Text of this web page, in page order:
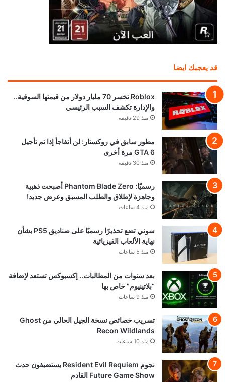
قد يعجبك ايضا
Roblox تخسر 70 مليار دولار من قيمتها السوقية..
والإدارة تكشف السبب الرئيسي
منذ 29 دقيقة
مطور سابق في روكستار: لن أتفاجأ إذا تم تأجيل
GTA 6 مرة أخرى
منذ 30 دقيقة
رسميًا: Phantom Blade Zero أصبحت ذهبية
وجاهزة لإطلاق والطلب المسبق وعرض جديد!
منذ 4 ساعات
سوني تضع تحذيرًا رسميًا على صناديق PS5 بشأن
نهاية الألعاب الفيزيائية
منذ 5 ساعات
بعد سنوات من المطالبات.. إكسبوكس تستعد لإضافة
“بلاتينيوم” خاص بها
منذ 9 ساعات
تسريب خصائص نسخة الجيل الحالي من Ghost
Recon Wildlands
منذ 10 ساعات
نجوم Resident Evil Requiem يستضيفون حدث
Future Game Show القادم